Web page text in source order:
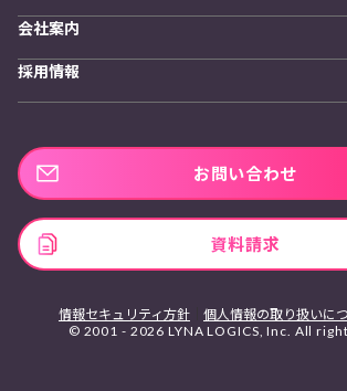
会社案内
私たちの想い
採用情報
お問い合わせ
資料請求
© 2001 - 2026 LYNA LOGICS, Inc. All
情報セキュリティ方針 個人情報の取り扱いに